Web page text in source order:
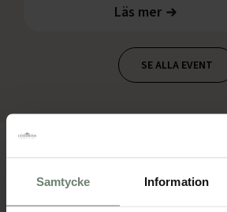
Samtycke Information
Läs mer
SE ALLA EVENT